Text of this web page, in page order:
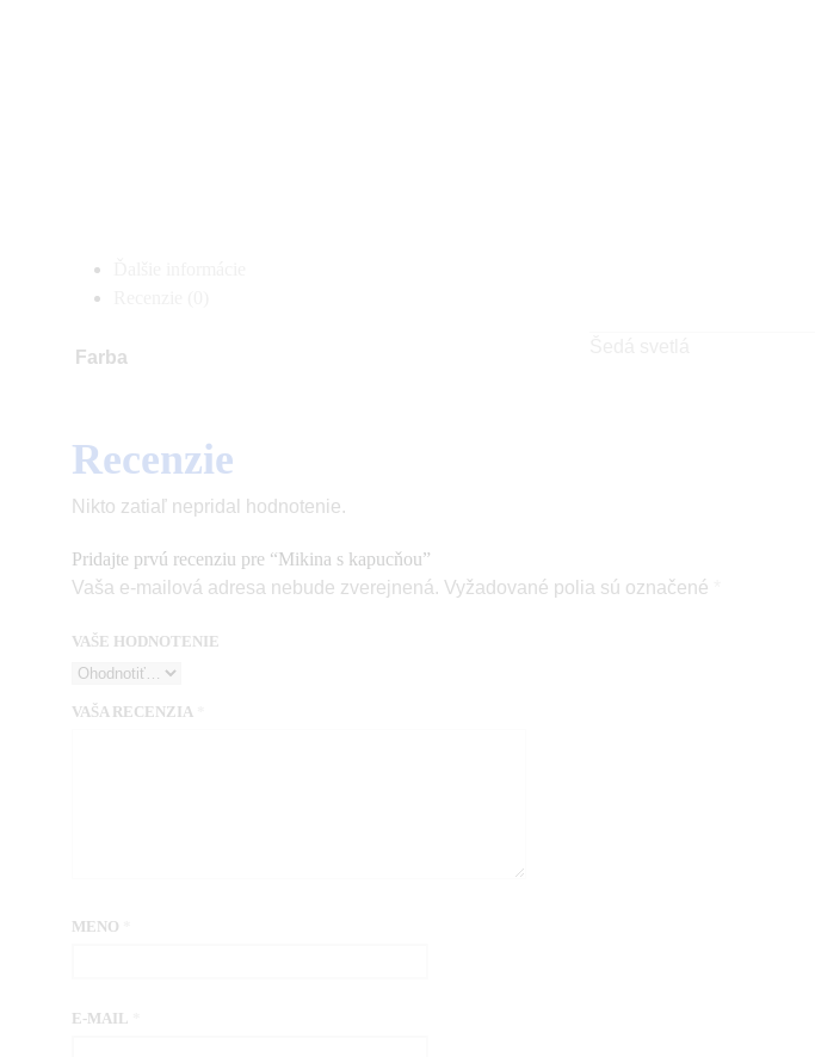
Farba
Recenzie
Nikto zatiaľ nepridal hodnotenie.
Pridajte prvú recenziu pre “Mikina s kapucňou”
Vaša e-mailová adresa nebude zverejnená. Vyžadované polia sú označené
VAŠE HODNOTENIE
VAŠA RECENZIA
MENO
E-MAIL